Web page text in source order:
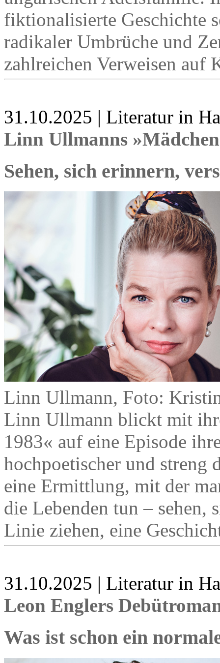
fiktionalisierte Geschichte
radikaler Umbrüche und
zahlreichen Verweisen auf
31.10.2025 | Literatur in
Linn Ullmanns
Sehen, sich erinnern,
Linn Ullmann, Foto:
Linn Ullmann blickt mit
1983« auf eine Episode
hochpoetischer und streng
eine Ermittlung, mit der
die Lebenden tun – sehen,
Linie ziehen, eine
31.10.2025 | Literatur in
Leon Englers
Was ist schon ein